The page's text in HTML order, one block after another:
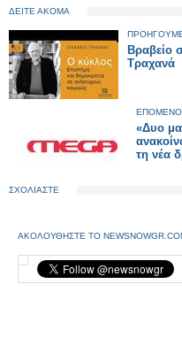
ΔΕΙΤΕ ΑΚΟΜΑ
Βραβείο
Τραχανά
«Δυο
τη νέα
ΣΧΟΛΙΑΣΤΕ
ΑΚΟΛΟΥΘΗΣΤΕ ΤΟ